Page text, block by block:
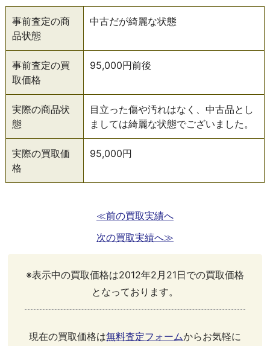
事前査定の商
品状態
中古だが綺麗な状態
事前査定の買
取価格
95,000円前後
実際の商品状
態
目立った傷や汚れはなく、中古品とし
ましては綺麗な状態でございました。
実際の買取価
格
95,000円
≪前の買取実績へ
次の買取実績へ≫
※表示中の買取価格は2012年2月21日での買取価格
となっております。
現在の買取価格は無料査定フォームからお気軽に